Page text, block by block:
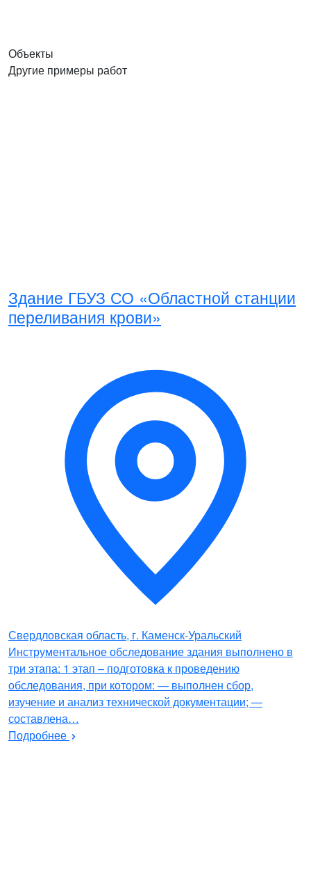
Объекты
Другие примеры работ
Здание ГБУЗ СО «Областной станции
переливания крови»
Свердловская область, г. Каменск-Уральский
Инструментальное обследование здания выполнено в
три этапа: 1 этап – подготовка к проведению
обследования, при котором: — выполнен сбор,
изучение и анализ технической документации; —
составлена…
Подробнее